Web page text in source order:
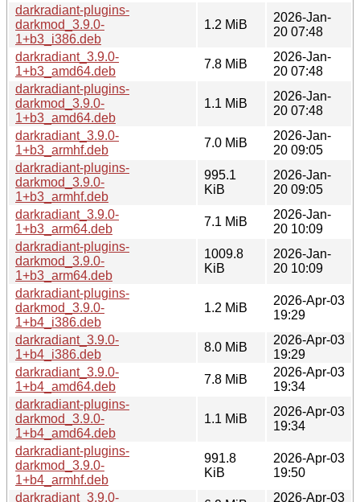
darkradiant-plugins-
darkmod_3.9.0-
1+b3_i386.deb
1.2 MiB
2026-Jan-
20 07:48
darkradiant_3.9.0-
1+b3_amd64.deb
7.8 MiB
2026-Jan-
20 07:48
darkradiant-plugins-
darkmod_3.9.0-
1+b3_amd64.deb
1.1 MiB
2026-Jan-
20 07:48
darkradiant_3.9.0-
1+b3_armhf.deb
7.0 MiB
2026-Jan-
20 09:05
darkradiant-plugins-
darkmod_3.9.0-
1+b3_armhf.deb
995.1
KiB
2026-Jan-
20 09:05
darkradiant_3.9.0-
1+b3_arm64.deb
7.1 MiB
2026-Jan-
20 10:09
darkradiant-plugins-
darkmod_3.9.0-
1+b3_arm64.deb
1009.8
KiB
2026-Jan-
20 10:09
darkradiant-plugins-
darkmod_3.9.0-
1+b4_i386.deb
1.2 MiB
2026-Apr-03
19:29
darkradiant_3.9.0-
1+b4_i386.deb
8.0 MiB
2026-Apr-03
19:29
darkradiant_3.9.0-
1+b4_amd64.deb
7.8 MiB
2026-Apr-03
19:34
darkradiant-plugins-
darkmod_3.9.0-
1+b4_amd64.deb
1.1 MiB
2026-Apr-03
19:34
darkradiant-plugins-
darkmod_3.9.0-
1+b4_armhf.deb
991.8
KiB
2026-Apr-03
19:50
darkradiant_3.9.0-
2026-Apr-03